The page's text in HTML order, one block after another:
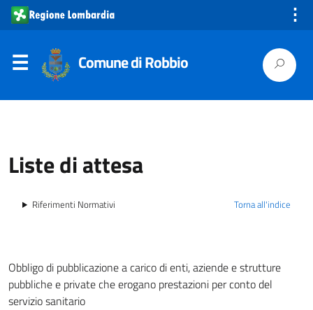
⋮
Comune di Robbio
Liste di attesa
Torna all'indice
Riferimenti Normativi
Obbligo di pubblicazione a carico di enti, aziende e strutture
pubbliche e private che erogano prestazioni per conto del
servizio sanitario